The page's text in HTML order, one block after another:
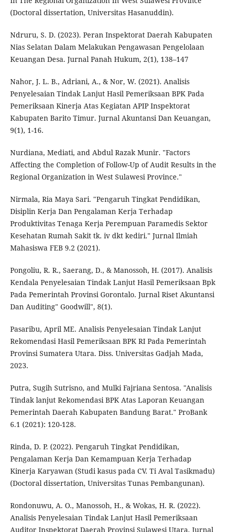
(Doctoral dissertation, Universitas Hasanuddin).
Ndruru, S. D. (2023). Peran Inspektorat Daerah Kabupaten
Nias Selatan Dalam Melakukan Pengawasan Pengelolaan
Keuangan Desa. Jurnal Panah Hukum, 2(1), 138–147
Nahor, J. L. B., Adriani, A., & Nor, W. (2021). Analisis
Penyelesaian Tindak Lanjut Hasil Pemeriksaan BPK Pada
Pemeriksaan Kinerja Atas Kegiatan APIP Inspektorat
Kabupaten Barito Timur. Jurnal Akuntansi Dan Keuangan,
9(1), 1-16.
Nurdiana, Mediati, and Abdul Razak Munir. "Factors
Affecting the Completion of Follow-Up of Audit Results in the
Regional Organization in West Sulawesi Province."
Nirmala, Ria Maya Sari. "Pengaruh Tingkat Pendidikan,
Disiplin Kerja Dan Pengalaman Kerja Terhadap
Produktivitas Tenaga Kerja Perempuan Paramedis Sektor
Kesehatan Rumah Sakit tk. iv dkt kediri." Jurnal Ilmiah
Mahasiswa FEB 9.2 (2021).
Pongoliu, R. R., Saerang, D., & Manossoh, H. (2017). Analisis
Kendala Penyelesaian Tindak Lanjut Hasil Pemeriksaan Bpk
Pada Pemerintah Provinsi Gorontalo. Jurnal Riset Akuntansi
Dan Auditing" Goodwill", 8(1).
Pasaribu, April ME. Analisis Penyelesaian Tindak Lanjut
Rekomendasi Hasil Pemeriksaan BPK RI Pada Pemerintah
Provinsi Sumatera Utara. Diss. Universitas Gadjah Mada,
2023.
Putra, Sugih Sutrisno, and Mulki Fajriana Sentosa. "Analisis
Tindak lanjut Rekomendasi BPK Atas Laporan Keuangan
Pemerintah Daerah Kabupaten Bandung Barat." ProBank
6.1 (2021): 120-128.
Rinda, D. P. (2022). Pengaruh Tingkat Pendidikan,
Pengalaman Kerja Dan Kemampuan Kerja Terhadap
Kinerja Karyawan (Studi kasus pada CV. Ti Aval Tasikmadu)
(Doctoral dissertation, Universitas Tunas Pembangunan).
Rondonuwu, A. O., Manossoh, H., & Wokas, H. R. (2022).
Analisis Penyelesaian Tindak Lanjut Hasil Pemeriksaan
Auditor Inspektorat Daerah Provinsi Sulawesi Utara. Jurnal